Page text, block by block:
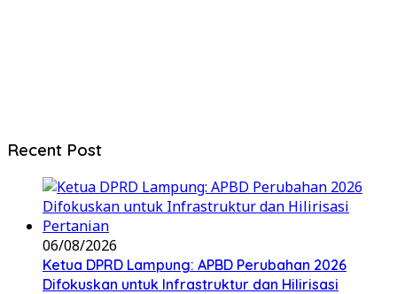
Recent Post
06/08/2026
Ketua DPRD Lampung: APBD Perubahan 2026
Difokuskan untuk Infrastruktur dan Hilirisasi